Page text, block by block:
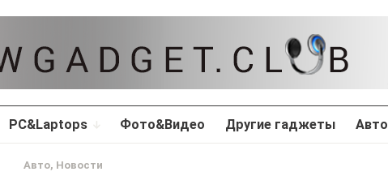
PC&Laptops Фото&Видео Другие гаджеты Авто
Авто, Новости